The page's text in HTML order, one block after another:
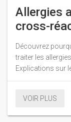
Allergies
cross-
surveiller
Découvrez
traiter les
Explications sur
entre classes et
VOIR PLUS